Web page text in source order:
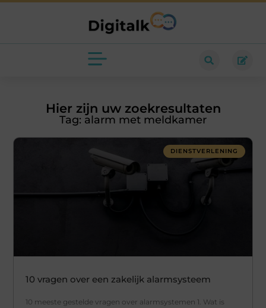
Hier zijn uw zoekresultaten
Tag: alarm met meldkamer
DIENSTVERLENING
10 vragen over een zakelijk alarmsysteem
10 meeste gestelde vragen over alarmsystemen 1. Wat is